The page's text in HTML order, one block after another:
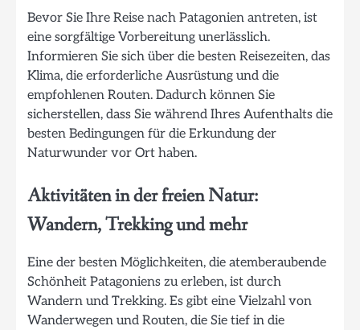
Bevor Sie Ihre Reise nach Patagonien antreten, ist
eine sorgfältige Vorbereitung unerlässlich.
Informieren Sie sich über die besten Reisezeiten, das
Klima, die erforderliche Ausrüstung und die
empfohlenen Routen. Dadurch können Sie
sicherstellen, dass Sie während Ihres Aufenthalts die
besten Bedingungen für die Erkundung der
Naturwunder vor Ort haben.
Aktivitäten in der freien Natur:
Wandern, Trekking und mehr
Eine der besten Möglichkeiten, die atemberaubende
Schönheit Patagoniens zu erleben, ist durch
Wandern und Trekking. Es gibt eine Vielzahl von
Wanderwegen und Routen, die Sie tief in die